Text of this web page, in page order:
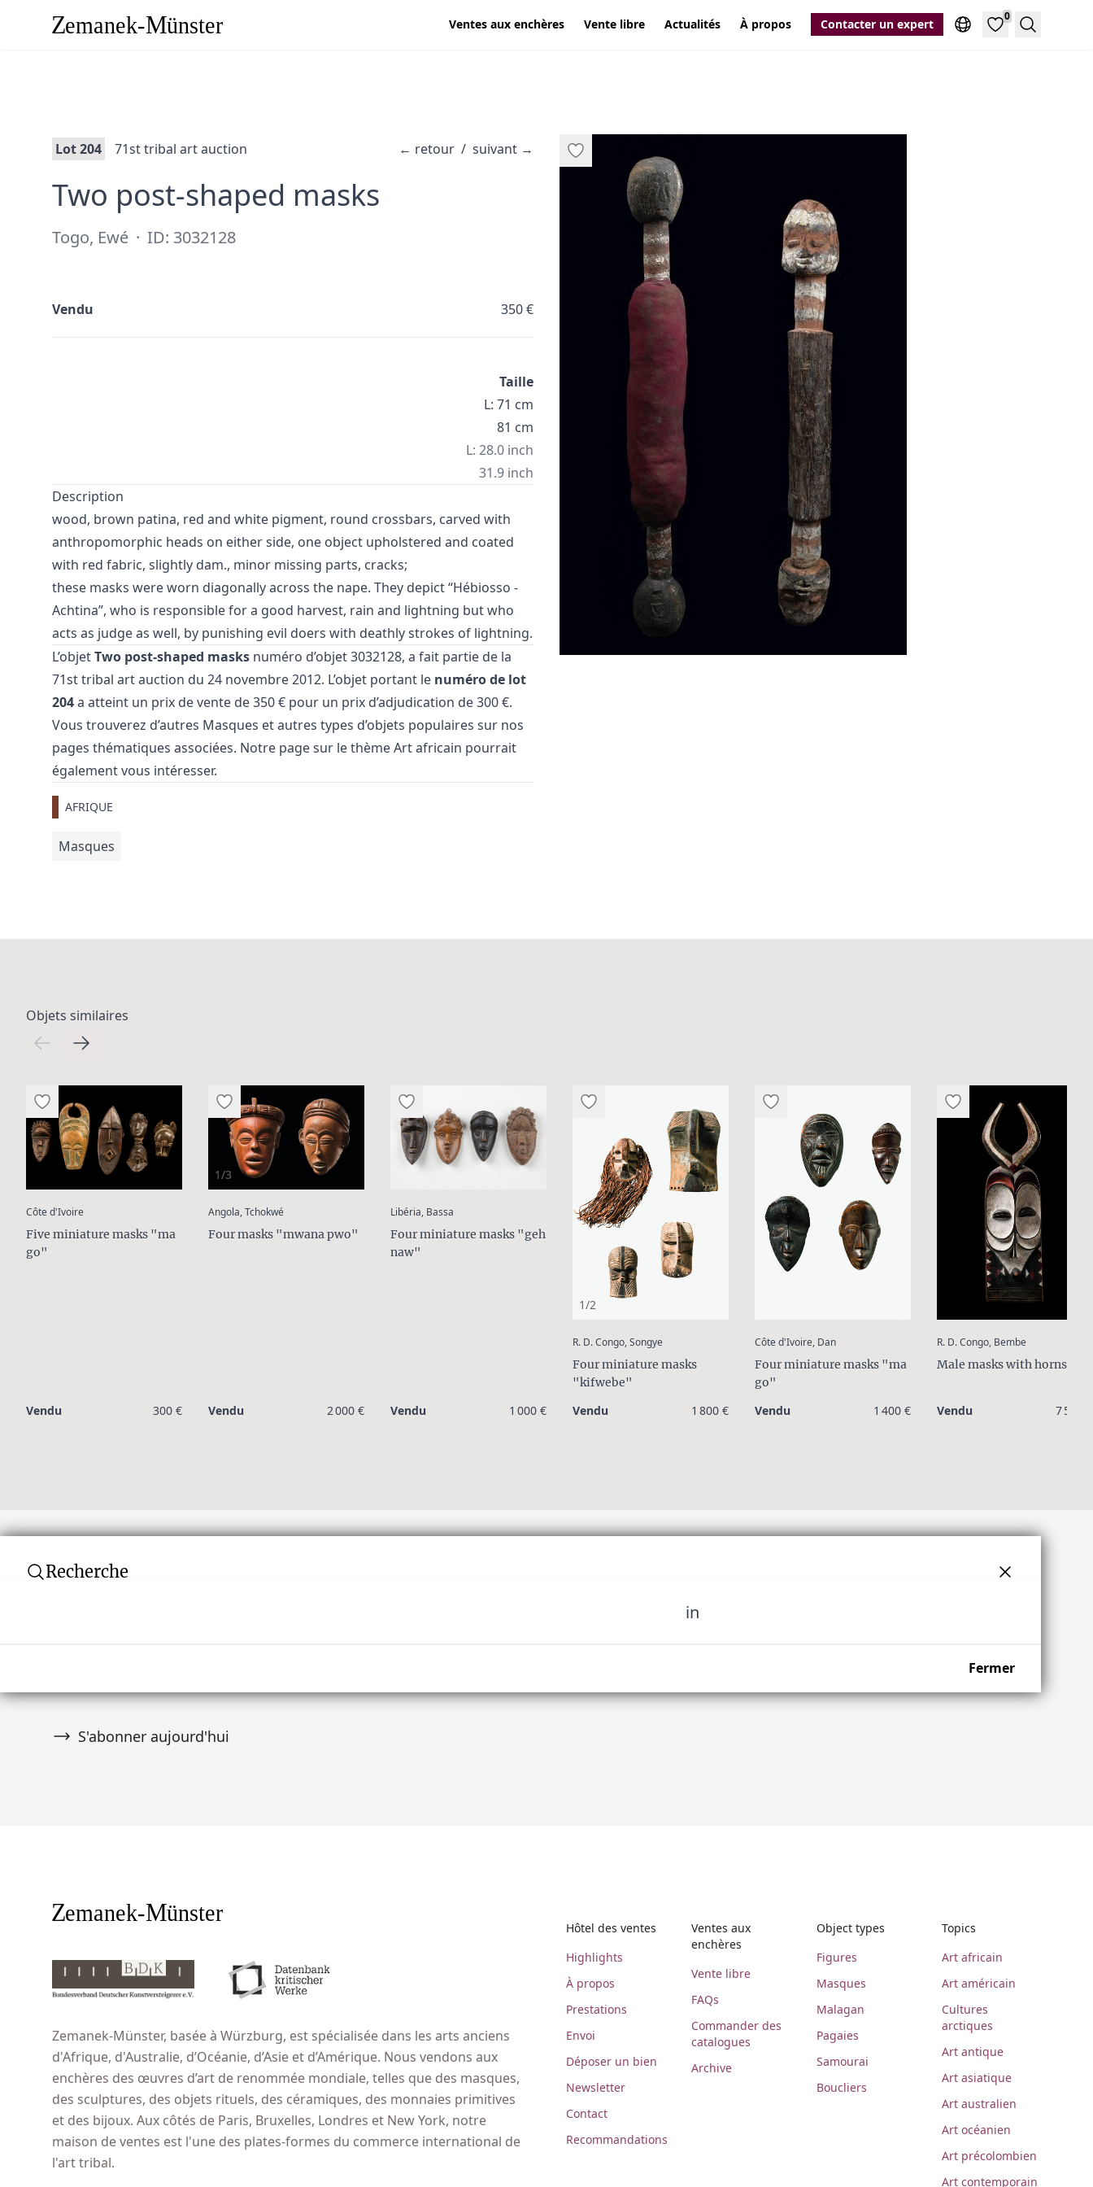
Ventes aux enchères Vente libre Actualités À propos Contacter un expert
0
Recherche
← retour / suivant →
Lot 204 71st tribal art auction
Two post-shaped masks
Togo, Ewé · ID: 3032128
Vendu 350 €
Taille
L: 71 cm
81 cm
L: 28.0 inch
31.9 inch
Description
wood, brown patina, red and white pigment, round crossbars, carved with
anthropomorphic heads on either side, one object upholstered and coated
with red fabric, slightly dam., minor missing parts, cracks;
these masks were worn diagonally across the nape. They depict “Hébiosso -
Achtina”, who is responsible for a good harvest, rain and lightning but who
acts as judge as well, by punishing evil doers with deathly strokes of lightning.
L’objetTwo post-shaped masks numéro d’objet 3032128, a fait partie de la
71st tribal art auction du 24 novembre 2012. L’objet portant le numéro de lot
204a atteint un prix de vente de 350 € pour un prix d’adjudication de 300 €.
Vous trouverez d’autres Masques etautres types d’objets populaires sur nos
pages thématiques associées. Notre page sur le thèmeArt africain pourrait
également vous intéresser.
AFRIQUE
Masques
Objets similaires
Côte d'Ivoire:
Five miniature masks "ma
go"
Vendu 300 €
1/3
Angola, Tchokwé:
Four masks "mwana pwo"
Vendu 2 000 €
Libéria, Bassa
Four miniature masks "geh
naw"
Vendu 1 000 €
1/2
R. D. Congo, Songye:
Four miniature masks
"kifwebe"
Vendu 1 800 €
Côte d'Ivoire, Dan:
Four miniature masks "ma
go"
Vendu 1 400 €
R. D. Congo, Bembe:
Male masks with horns
Vendu 7 500 €
Recherche
in
Fermer
S'abonner aujourd'hui
Zemanek-Münster, basée à Würzburg, est spécialisée dans les arts anciens
d'Afrique, d'Australie, d’Océanie, d’Asie et d’Amérique. Nous vendons aux
enchères des œuvres d’art de renommée mondiale, telles que des masques,
des sculptures, des objets rituels, des céramiques, des monnaies primitives
et des bijoux. Aux côtés de Paris, Bruxelles, Londres et New York, notre
maison de ventes est l'une des plates-formes du commerce international de
l'art tribal.
Hôtel des ventes
Highlights
À propos
Prestations
Envoi
Déposer un bien
Newsletter
Contact
Recommandations
Ventes aux
enchères
Vente libre
FAQs
Commander des
catalogues
Archive
Object types
Figures
Masques
Malagan
Pagaies
Samourai
Boucliers
Topics
Art africain
Art américain
Cultures
arctiques
Art antique
Art asiatique
Art australien
Art océanien
Art précolombien
Art contemporain